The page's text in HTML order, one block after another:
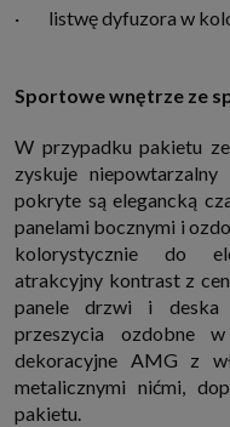
· listwę dyfuzora w
Sportowe wnętrze ze
W przypadku pakietu
zyskuje
pokryte są elegancką
panelami bocznymi i
kolorystycznie do
atrakcyjny kontrast z
panele drzwi i deska
przeszycia ozdobne
dekoracyjne AMG z
metalicznymi nićmi,
pakietu.